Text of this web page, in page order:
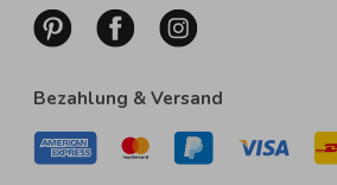
Bezahlung & Versand